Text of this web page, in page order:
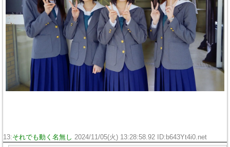
13:それでも動く名無し 2024/11/05(火) 13:28:58.92 ID:b643Yt4i0.net